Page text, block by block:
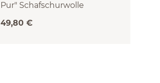
Pur" Schafschurwolle
49,80 €